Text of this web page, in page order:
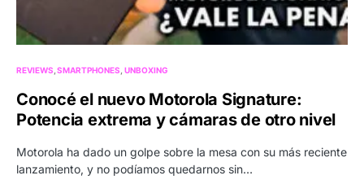
REVIEWS SMARTPHONES UNBOXING
Conocé el nuevo Motorola Signature:
Potencia extrema y cámaras de otro nivel
Motorola ha dado un golpe sobre la mesa con su más reciente
lanzamiento, y no podíamos quedarnos sin…